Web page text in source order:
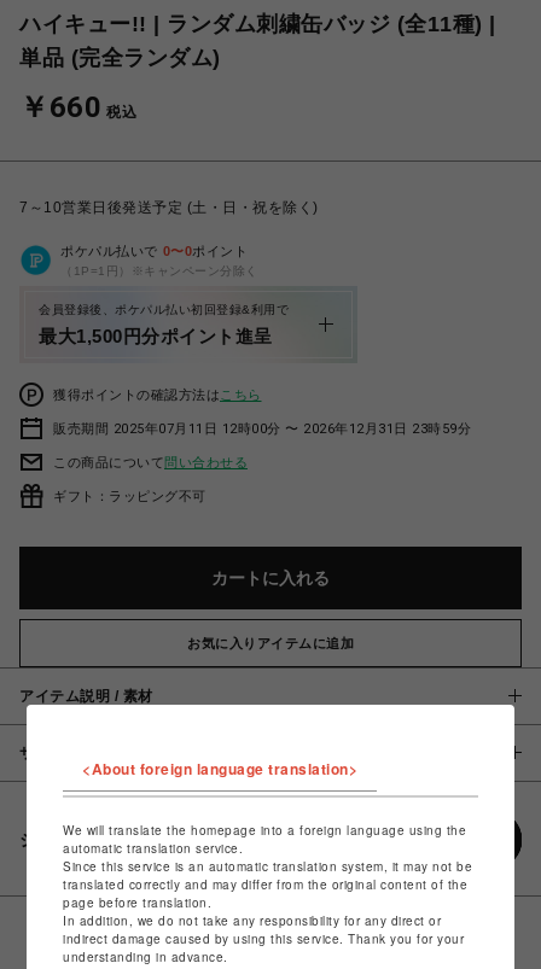
ハイキュー!! | ランダム刺繍缶バッジ (全11種) |
単品 (完全ランダム)
￥660 税込
7～10営業日後発送予定 (土・日・祝を除く)
ポケパル払いで 0〜0ポイント
（1P=1円）※キャンペーン分除く
会員登録後、ポケパル払い初回登録&利用で
最大1,500円分ポイント進呈
獲得ポイントの確認方法は こちら
販売期間 2025年07月11日 12時00分 〜 2026年12月31日 23時59分
この商品について問い合わせる
ギフト：ラッピング不可
カートに入れる
お気に入りアイテムに追加
アイテム説明 / 素材
サイズ
シェアする
<About foreign language translation>
We will translate the homepage into a foreign language using the
automatic translation service.
Since this service is an automatic translation system, it may not be
translated correctly and may differ from the original content of the
page before translation.
In addition, we do not take any responsibility for any direct or
indirect damage caused by using this service. Thank you for your
understanding in advance.